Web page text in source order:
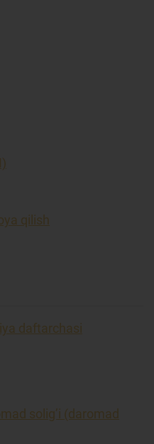
qilish
daftarchasi
solig’i (daromad